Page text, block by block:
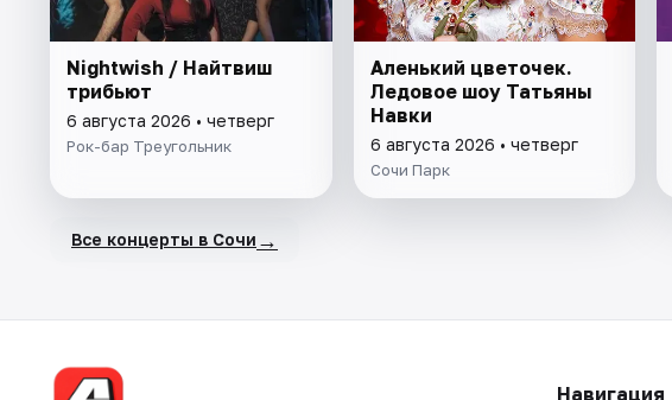
Nightwish / Найтвиш
трибьют
6 августа 2026 • четверг
Рок-бар Треугольник
Аленький цветочек.
Ледовое шоу Татьяны
Навки
6 августа 2026 • четверг
Сочи Парк
Все концерты в Сочи →
Навигация